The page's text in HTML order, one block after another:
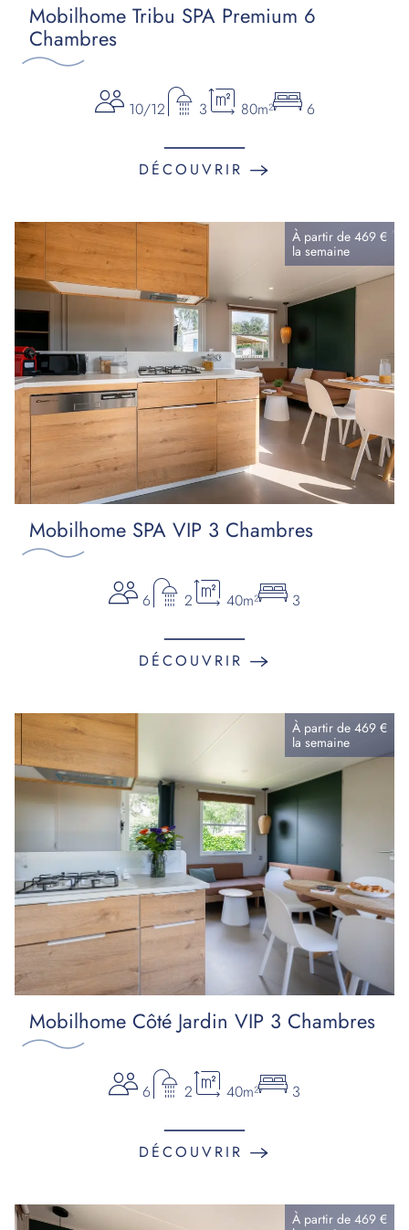
Mobilhome Tribu SPA Premium 6
Chambres
10/12 3 80m² 6
DÉCOUVRIR
À partir de 469 €
la semaine
Mobilhome SPA VIP 3 Chambres
6 2 40m² 3
DÉCOUVRIR
À partir de 469 €
la semaine
Mobilhome Côté Jardin VIP 3 Chambres
6 2 40m² 3
DÉCOUVRIR
À partir de 469 €